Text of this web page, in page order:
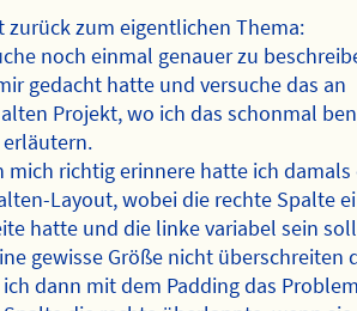
zurück zum eigentlichen Thema:
noch einmal genauer zu
gedacht hatte und versuche das an
Projekt, wo ich das schonmal
erläutern.
mich richtig erinnere hatte ich damals
Layout, wobei die rechte Spalte
hatte und die linke variabel sein
gewisse Größe nicht überschreiten
dann mit dem Padding das